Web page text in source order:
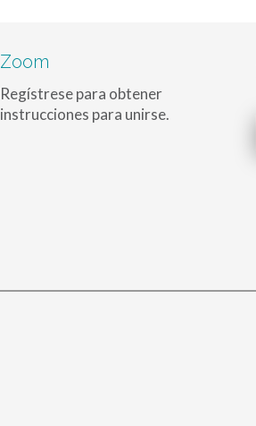
Zoom
Regístrese para obtener
instrucciones para unirse.